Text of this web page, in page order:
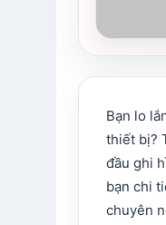
Bạn lo
thiết bị?
đầu ghi
bạn chi
chuyên